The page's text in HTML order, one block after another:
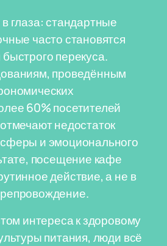
глаза: стандартные
часто становятся
перекуса.
проведённым
60% посетителей
недостаток
и эмоционального
посещение кафе
действие, а не в
интереса к здоровому
питания, люди всё